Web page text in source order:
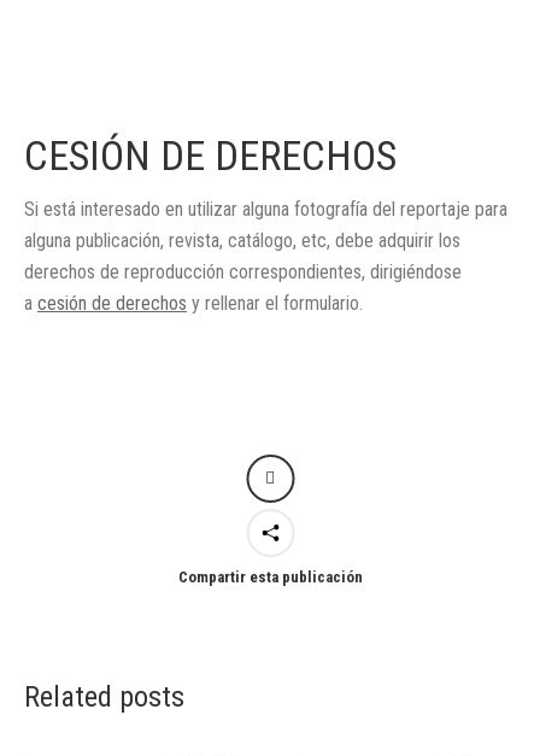
CESIÓN DE DERECHOS
Si está interesado en utilizar alguna fotografía del reportaje para
alguna publicación, revista, catálogo, etc, debe adquirir los
derechos de reproducción correspondientes, dirigiéndose
a cesión de derechos y rellenar el formulario.
Compartir esta publicación
Related posts